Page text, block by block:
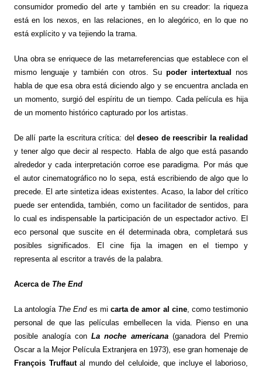
consumidor promedio del arte y también en su creador: la riqueza
está en los nexos, en las relaciones, en lo alegórico, en lo que no
está explícito y va tejiendo la trama.
Una obra se enriquece de las metarreferencias que establece con el
mismo lenguaje y también con otros. Su poder intertextual nos
habla de que esa obra está diciendo algo y se encuentra anclada en
un momento, surgió del espíritu de un tiempo. Cada película es hija
de un momento histórico capturado por los artistas.
De allí parte la escritura crítica: deldeseo de reescribir la realidad
y tener algo que decir al respecto. Habla de algo que está pasando
alrededor y cada interpretación corroe ese paradigma. Por más que
el autor cinematográfico no lo sepa, está escribiendo de algo que lo
precede. El arte sintetiza ideas existentes. Acaso, la labor del crítico
puede ser entendida, también, como un facilitador de sentidos, para
lo cual es indispensable la participación de un espectador activo. El
eco personal que suscite en él determinada obra, completará sus
posibles significados. El cine fija la imagen en el tiempo y
representa al escritor a través de la palabra.
Acerca de The End
La antología The Endes micarta de amor al cine, como testimonio
personal de que las películas embellecen la vida. Pienso en una
posible analogía conLa noche americana(ganadora del Premio
Oscar a la Mejor Película Extranjera en 1973), ese gran homenaje de
François Truffautal mundo del celuloide, que incluye el laborioso,